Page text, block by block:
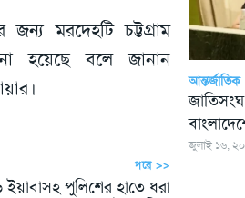
মরদেহটি চট্টগ্রাম
হয়েছে বলে জানান
পরে >>
পুলিশের হাতে ধরা
আন্তর্জাতিক
জুলাই ১৬,